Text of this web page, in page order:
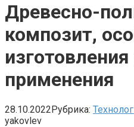
Древесно-
композит,
применения
28.10.2022Рубрика:
yakovlev